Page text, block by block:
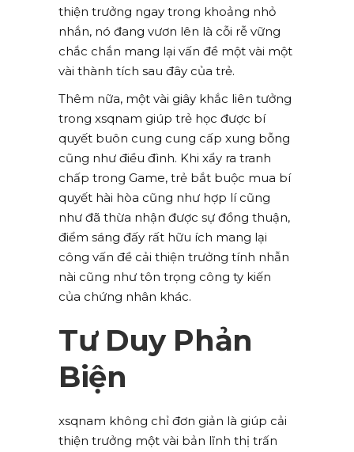
thiện trưởng ngay trong khoảng nhỏ
nhắn, nó đang vươn lên là cỗi rễ vững
chắc chắn mang lại vấn đề một vài một
vài thành tích sau đây của trẻ.
Thêm nữa, một vài giây khắc liên tưởng
trong xsqnam giúp trẻ học được bí
quyết buôn cung cung cấp xung bỗng
cũng như điều đình. Khi xẩy ra tranh
chấp trong Game, trẻ bắt buộc mua bí
quyết hài hòa cũng như hợp lí cũng
như đã thừa nhận được sự đồng thuận,
điểm sáng đấy rất hữu ích mang lại
công vấn đề cải thiện trưởng tính nhẫn
nài cũng như tôn trọng công ty kiến
của chứng nhân khác.
Tư Duy Phản
Biện
xsqnam không chỉ đơn giản là giúp cải
thiện trưởng một vài bản lĩnh thị trấn